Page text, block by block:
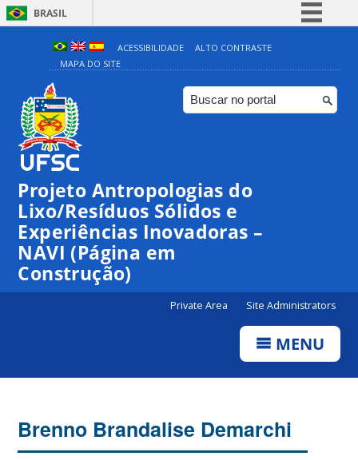
BRASIL
Simplifique!
Comunica BR
Participe
ACESSIBILIDADE
ALTO CONTRASTE
MAPA DO SITE
Projeto Antropologias do
Lixo/Resíduos Sólidos e
Experiências Inovadoras –
NAVI (Página em
Construção)
Private Area Site Administrators
MENU
Brenno Brandalise Demarchi